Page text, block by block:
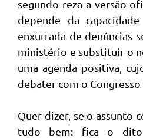
segundo reza a versão
depende da
enxurrada de denúncias
ministério e substituir o
uma agenda positiva,
debater com o Congresso
Quer dizer, se o assunto
tudo bem: fica o